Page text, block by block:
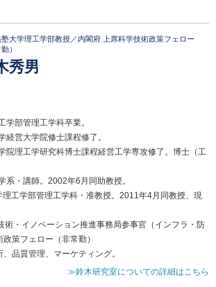
塾大学理工学部教授／内閣府 上席科学技術政策フェロー
）
秀男
学部管理工学科卒業。
経営大学院修士課程修了。
院理工学研究科博士課程経営工学専攻修了。博士（工
系・講師。2002年6月同助教授。
工学部管理工学科・准教授。2011年4月同教授、現
術・イノベーション推進事務局参事官（インフラ・防
策フェロー（非常勤）
品質管理、マーケティング。
≫鈴木研究室についての詳細はこちら